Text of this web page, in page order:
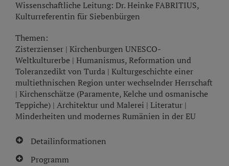
Wissenschaftliche Leitung: Dr. Heinke FABRITIUS,
Kulturreferentin für Siebenbürgen
Themen:
Zisterzienser | Kirchenburgen UNESCO-
Weltkulturerbe | Humanismus, Reformation und
Toleranzedikt von Turda | Kulturgeschichte einer
multiethnischen Region unter wechselnder Herrschaft
| Kirchenschätze (Paramente, Kelche und osmanische
Teppiche) | Architektur und Malerei | Literatur |
Minderheiten und modernes Rumänien in der EU
Detailinformationen
Programm